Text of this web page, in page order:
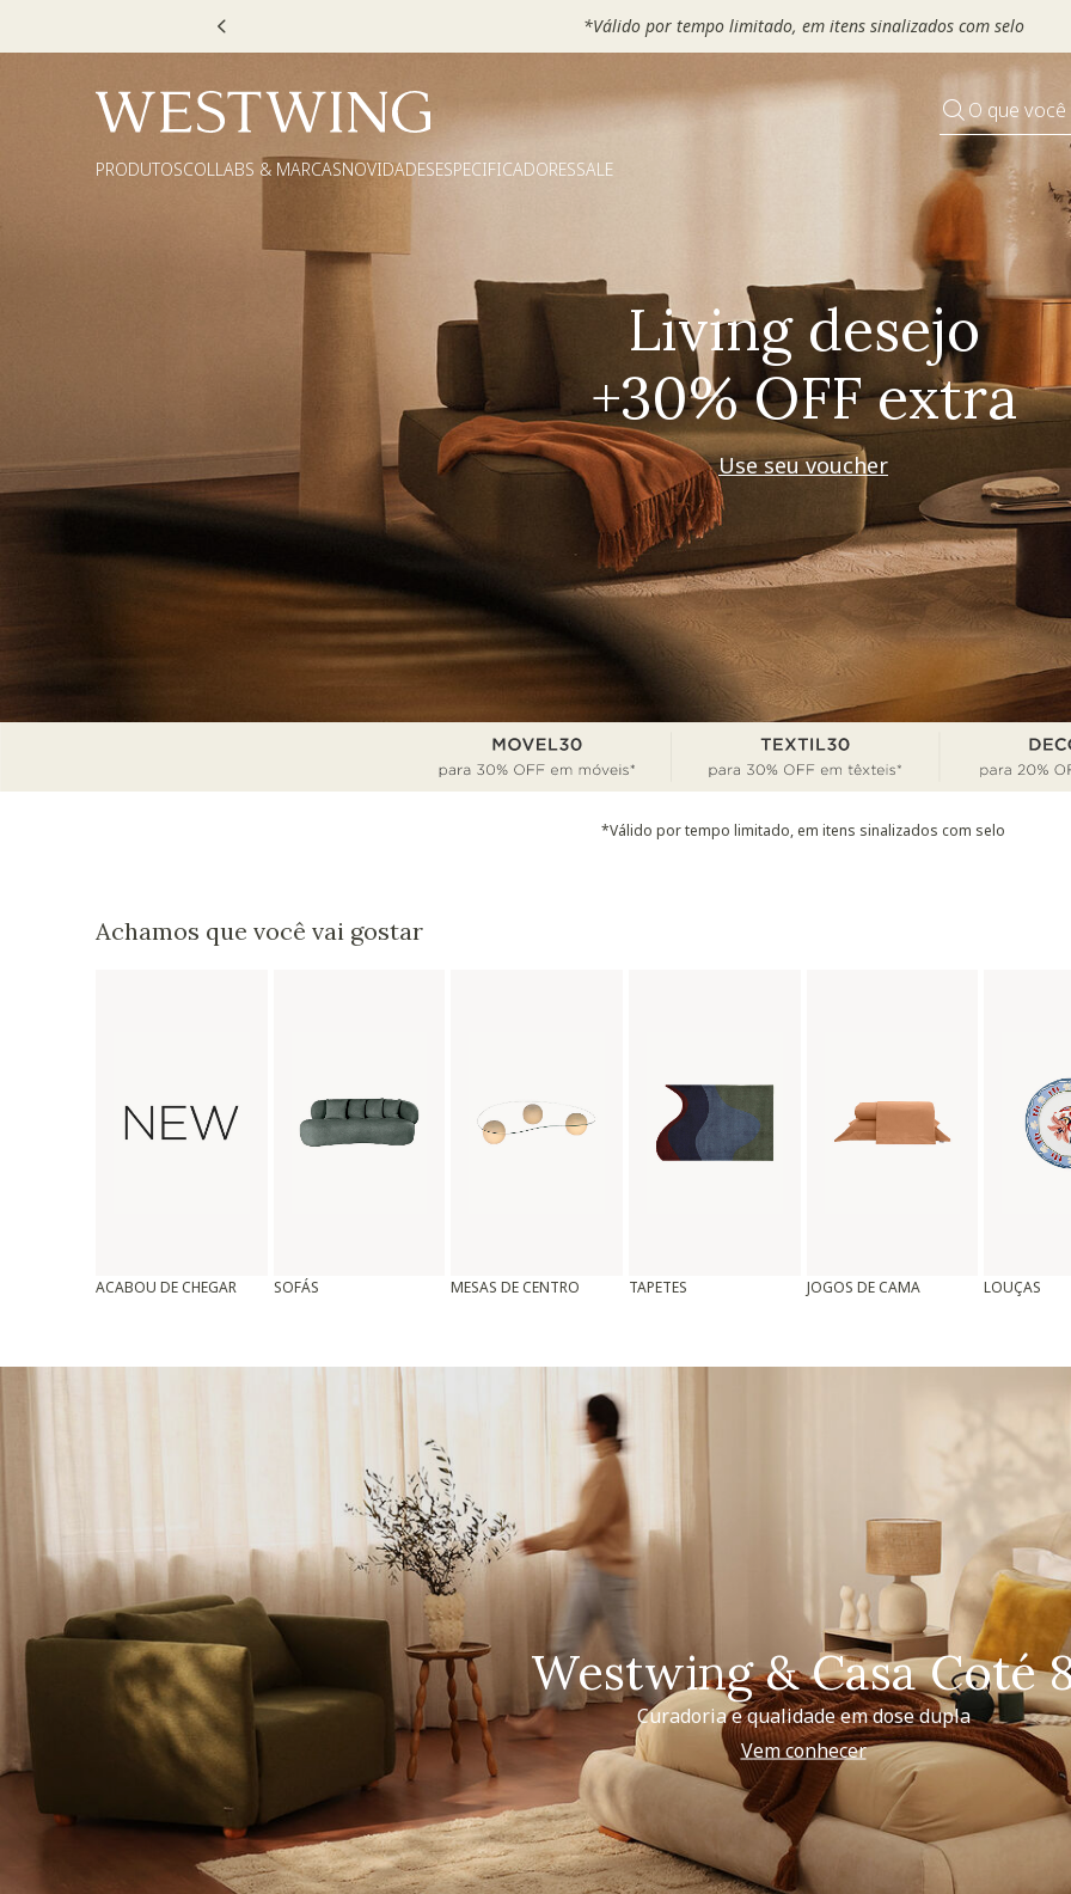
Escolha seu VOUCHER e ganhe até 30% OFF*: useMOVEL30, TEXTIL30 OU
O que
PRODUTOSCOLLABS & MARCASNOVIDADESESPECIFICADORESSALE
Pequenos rituais
Grandes mudanças
Decorar
*Válido por tempo limitado, em itens sinalizados com selo
Achamos que você vai gostar
ACABOU DE CHEGAR SOFÁS MESAS DE CENTRO TAPETES JOGOS DE CAMA LOUÇAS
Westwing & Casa Coté
Curadoria e qualidade em dose dupla
Vem conhecer